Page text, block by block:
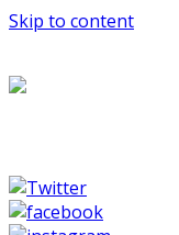
Skip to content